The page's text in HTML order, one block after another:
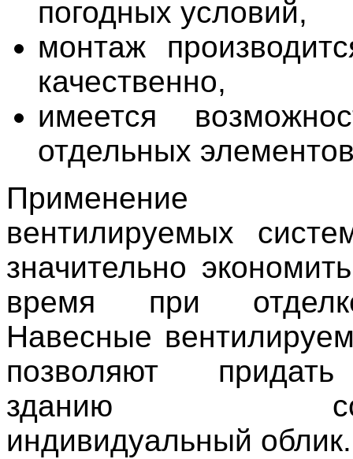
погодных условий,
монтаж
качественно,
имеется
отдельных
Применение
вентилируемых
значительно
время при
Навесные
позволяют
зданию
индивидуальный облик.